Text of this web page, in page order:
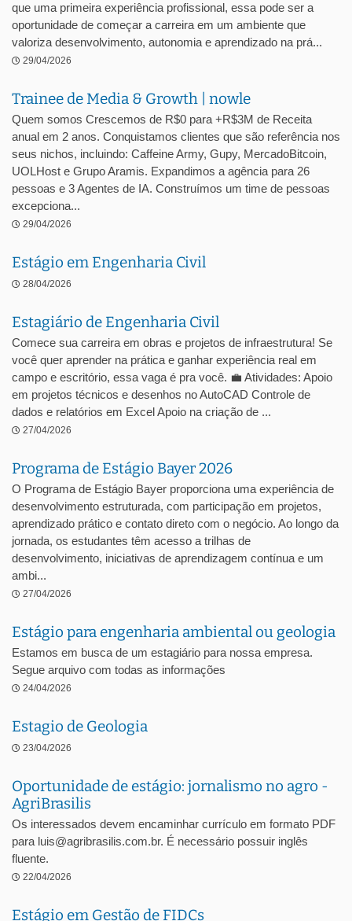
que uma primeira experiência profissional, essa pode ser a
oportunidade de começar a carreira em um ambiente que
valoriza desenvolvimento, autonomia e aprendizado na prá...
29/04/2026
Trainee de Media & Growth | nowle
Quem somos Crescemos de R$0 para +R$3M de Receita
anual em 2 anos. Conquistamos clientes que são referência nos
seus nichos, incluindo: Caffeine Army, Gupy, MercadoBitcoin,
UOLHost e Grupo Aramis. Expandimos a agência para 26
pessoas e 3 Agentes de IA. Construímos um time de pessoas
excepciona...
29/04/2026
Estágio em Engenharia Civil
28/04/2026
Estagiário de Engenharia Civil
Comece sua carreira em obras e projetos de infraestrutura! Se
você quer aprender na prática e ganhar experiência real em
campo e escritório, essa vaga é pra você. 💼 Atividades: Apoio
em projetos técnicos e desenhos no AutoCAD Controle de
dados e relatórios em Excel Apoio na criação de ...
27/04/2026
Programa de Estágio Bayer 2026
O Programa de Estágio Bayer proporciona uma experiência de
desenvolvimento estruturada, com participação em projetos,
aprendizado prático e contato direto com o negócio. Ao longo da
jornada, os estudantes têm acesso a trilhas de
desenvolvimento, iniciativas de aprendizagem contínua e um
ambi...
27/04/2026
Estágio para engenharia ambiental ou geologia
Estamos em busca de um estagiário para nossa empresa.
Segue arquivo com todas as informações
24/04/2026
Estagio de Geologia
23/04/2026
Oportunidade de estágio: jornalismo no agro -
AgriBrasilis
Os interessados devem encaminhar currículo em formato PDF
para luis@agribrasilis.com.br. É necessário possuir inglês
fluente.
22/04/2026
Estágio em Gestão de FIDCs